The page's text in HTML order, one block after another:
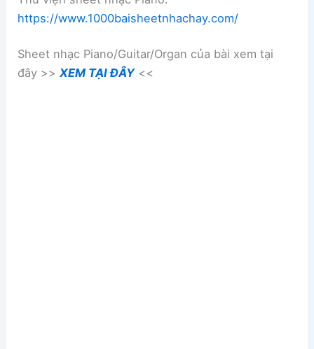
https://www.1000baisheetnhachay.com/
Sheet nhạc Piano/Guitar/Organ của bài xem tại
đây >>XEM TẠI ĐÂY<<